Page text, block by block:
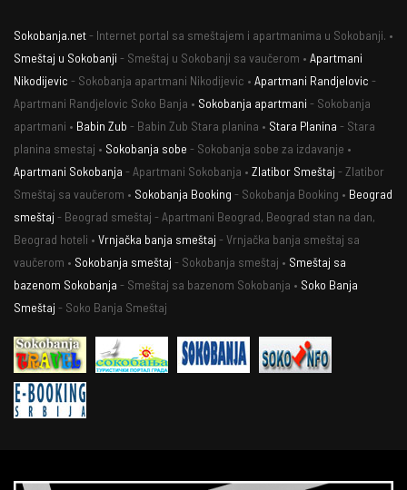
Sokobanja.net- Internet portal sa smeštajem i apartmanima u Sokobanji. •
Smeštaj u Sokobanji - Smeštaj u Sokobanji sa vaučerom • Apartmani
Nikodijevic - Sokobanja apartmani Nikodijevic • Apartmani Randjelovic -
Apartmani Randjelovic Soko Banja • Sokobanja apartmani - Sokobanja
apartmani • Babin Zub - Babin Zub Stara planina • Stara Planina - Stara
planina smestaj • Sokobanja sobe - Sokobanja sobe za izdavanje •
Apartmani Sokobanja - Apartmani Sokobanja • Zlatibor Smeštaj - Zlatibor
Smeštaj sa vaučerom • Sokobanja Booking - Sokobanja Booking • Beograd
smeštaj - Beograd smeštaj - Apartmani Beograd, Beograd stan na dan,
Beograd hoteli • Vrnjačka banja smeštaj - Vrnjačka banja smeštaj sa
vaučerom • Sokobanja smeštaj - Sokobanja smeštaj • Smeštaj sa
bazenom Sokobanja - Smeštaj sa bazenom Sokobanja • Soko Banja
Smeštaj - Soko Banja Smeštaj